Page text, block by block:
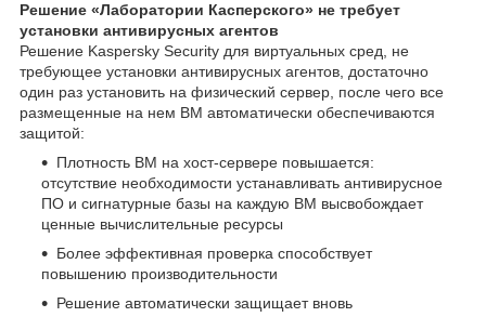
Решение «Лаборатории Касперского» не требует
установки антивирусных агентов
Решение Kaspersky Security для виртуальных сред, не
требующее установки антивирусных агентов, достаточно
один раз установить на физический сервер, после чего все
размещенные на нем ВМ автоматически обеспечиваются
защитой:
Плотность ВМ на хост-сервере повышается:
отсутствие необходимости устанавливать антивирусное
ПО и сигнатурные базы на каждую ВМ высвобождает
ценные вычислительные ресурсы
Более эффективная проверка способствует
повышению производительности
Решение автоматически защищает вновь